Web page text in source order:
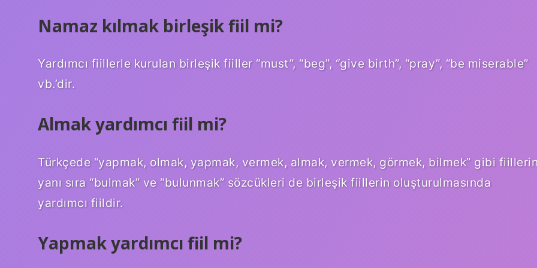
Namaz kılmak birleşik fiil mi?
Yardımcı fiillerle kurulan birleşik fiiller “must”, “beg”, “give birth”, “pray”, “be miserable”
vb.’dir.
Almak yardımcı fiil mi?
Türkçede “yapmak, olmak, yapmak, vermek, almak, vermek, görmek, bilmek” gibi
yanı sıra “bulmak” ve “bulunmak” sözcükleri de birleşik fiillerin oluşturulmasında
yardımcı fiildir.
Yapmak yardımcı fiil mi?